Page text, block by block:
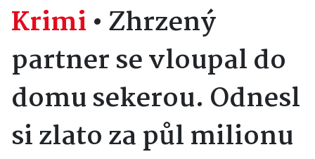
Krimi•Zhrzený
partner se vloupal do
domu sekerou. Odnesl
si zlato za půl milionu